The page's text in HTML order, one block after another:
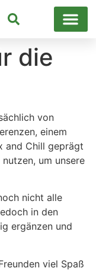
Suchen
die
von
einem
and Chill geprägt
um unsere
nicht alle
in den
ergänzen und
viel Spaß